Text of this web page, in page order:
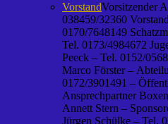
VorstandVorsitzender
038459/32360
0170/7648149
Tel. 0173/4984672
Peeck – Tel. 0152/
Marco Förster –
0172/3901491 –
Ansprechpartner
Annett Stern –
Jürgen Schülke – Tel.